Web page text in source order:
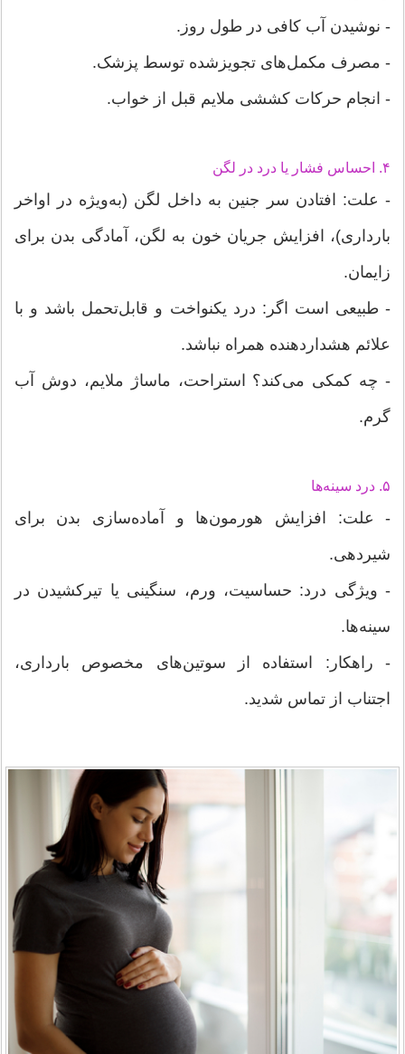
- نوشیدن آب کافی در طول روز.
- مصرف مکمل‌های تجویزشده توسط پزشک.
- انجام حرکات کششی ملایم قبل از خواب.
۴. احساس فشار یا درد در لگن
- علت: افتادن سر جنین به داخل لگن (به‌ویژه در اواخر
بارداری)، افزایش جریان خون به لگن، آمادگی بدن برای
زایمان.
- طبیعی است اگر: درد یکنواخت و قابل‌تحمل باشد و با
علائم هشداردهنده همراه نباشد.
- چه کمکی می‌کند؟ استراحت، ماساژ ملایم، دوش آب
گرم.
۵. درد سینه‌ها
- علت: افزایش هورمون‌ها و آماده‌سازی بدن برای
شیردهی.
- ویژگی درد: حساسیت، ورم، سنگینی یا تیرکشیدن در
سینه‌ها.
- راهکار: استفاده از سوتین‌های مخصوص بارداری،
اجتناب از تماس شدید.